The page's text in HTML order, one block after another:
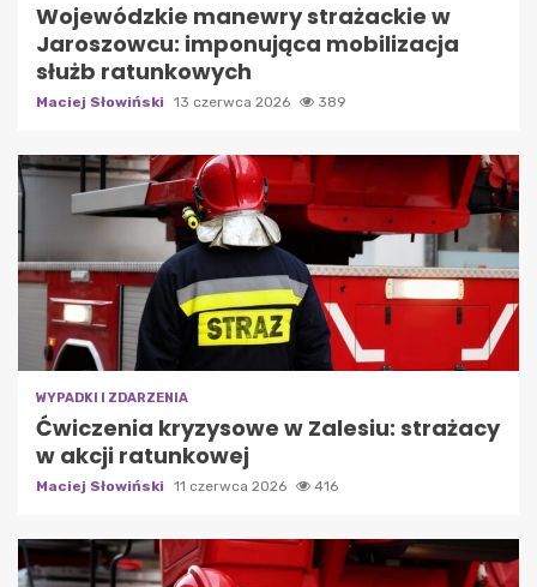
Wojewódzkie manewry strażackie w
Jaroszowcu: imponująca mobilizacja
służb ratunkowych
Maciej Słowiński 13 czerwca 2026 389
WYPADKI I ZDARZENIA
Ćwiczenia kryzysowe w Zalesiu: strażacy
w akcji ratunkowej
Maciej Słowiński 11 czerwca 2026 416